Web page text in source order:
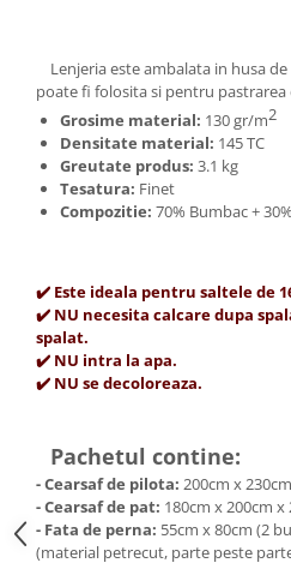
Lenjeria este ambalata in husa
poate fi folosita si pentru pastrarea
Grosime material: 130 gr/m2
Densitate material: 145 TC
Greutate produs: 3.1 kg
Tesatura: Finet
Compozitie: 70% Bumbac +
✔️ Este ideala pentru saltele de
✔️ NU necesita calcare dupa
spalat.
✔️ NU intra la apa.
✔️ NU se decoloreaza.
Pachetul contine:
- Cearsaf de pilota: 200cm x
- Cearsaf de pat: 180cm x 200cm x
- Fata de perna: 55cm x 80cm (2
(material petrecut, parte peste